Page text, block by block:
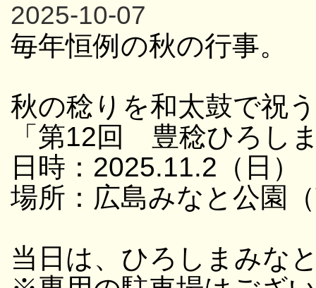
2025-10-07
毎年恒例の秋の行事。
秋の稔りを和太鼓で祝
「第12回 豊稔ひろし
日時：2025.11.2（日
場所：広島みなと公園
当日は、ひろしまみな